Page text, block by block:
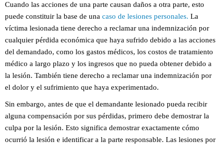
Cuando las acciones de una parte causan daños a otra parte, esto
puede constituir la base de una caso de lesiones personales. La
víctima lesionada tiene derecho a reclamar una indemnización por
cualquier pérdida económica que haya sufrido debido a las acciones
del demandado, como los gastos médicos, los costos de tratamiento
médico a largo plazo y los ingresos que no pueda obtener debido a
la lesión. También tiene derecho a reclamar una indemnización por
el dolor y el sufrimiento que haya experimentado.
Sin embargo, antes de que el demandante lesionado pueda recibir
alguna compensación por sus pérdidas, primero debe demostrar la
culpa por la lesión. Esto significa demostrar exactamente cómo
ocurrió la lesión e identificar a la parte responsable. Las lesiones por